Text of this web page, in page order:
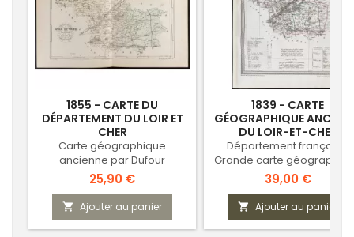
1855 - CARTE DU
DÉPARTEMENT DU LOIR ET
CHER
Carte géographique
ancienne par Dufour
Prix
25,90 €
 Ajouter au panier
1839 - CARTE
GÉOGRAPHIQUE
DU LOIR-ET-CHER
Département français -
Grande carte
de l'atlas communal
Prix
39,00 €
 Ajouter au panier